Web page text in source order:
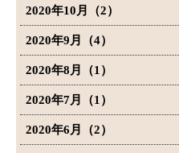
2020年10月（2）
2020年9月（4）
2020年8月（1）
2020年7月（1）
2020年6月（2）